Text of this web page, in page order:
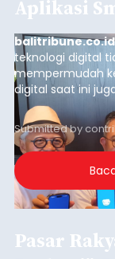
Aplikasi
teknologi digital
mempermudah
digital saat ini
dan mengelola
sekolah, salah
Denpasar.
Submitted by
Pasar